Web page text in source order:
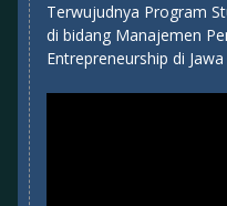
Terwujudnya Program
di bidang Manajemen
Entrepreneurship di